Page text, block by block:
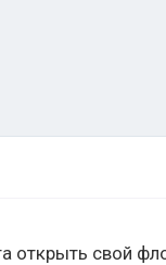
открыть свой